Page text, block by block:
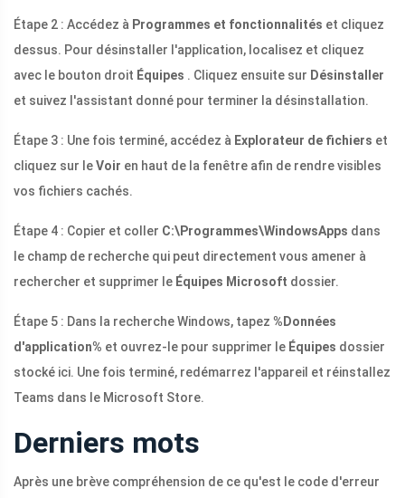
Étape 2 : Accédez à Programmes et fonctionnalités et cliquez
dessus. Pour désinstaller l'application, localisez et cliquez
avec le bouton droit Équipes . Cliquez ensuite sur Désinstaller
et suivez l'assistant donné pour terminer la désinstallation.
Étape 3 : Une fois terminé, accédez à Explorateur de fichiers et
cliquez sur leVoir en haut de la fenêtre afin de rendre visibles
vos fichiers cachés.
Étape 4 : Copier et coller C:\Programmes\WindowsApps dans
le champ de recherche qui peut directement vous amener à
rechercher et supprimer le Équipes Microsoft dossier.
Étape 5 : Dans la recherche Windows, tapez %Données
d'application% et ouvrez-le pour supprimer le Équipes dossier
stocké ici. Une fois terminé, redémarrez l'appareil et réinstallez
Teams dans le Microsoft Store.
Derniers mots
Après une brève compréhension de ce qu'est le code d'erreur